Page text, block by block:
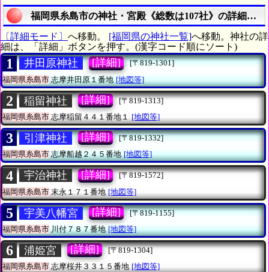
福岡県糸島市の神社・宮殿《総数は107社》の詳細リス
〔詳細モード〕 へ移動。 [福岡県の神社一覧]へ移動。神社の詳
細は、「詳細」ボタンを押す。(漢字コード順にソート)
1 井田原神社 [詳細]
[〒819-1301]
福岡県糸島市志摩井田原１番地 [地図等]
2 稲留神社 [詳細]
[〒819-1313]
福岡県糸島市志摩稲留４４１番地１ [地図等]
3 引津神社 [詳細]
[〒819-1332]
福岡県糸島市志摩船越２４５番地 [地図等]
4 宇治神社 [詳細]
[〒819-1572]
福岡県糸島市 末永１７１番地 [地図等]
5 宇美八幡宮 [詳細]
[〒819-1155]
福岡県糸島市川付７８７番地 [地図等]
6 浦姫宮 [詳細]
[〒819-1304]
福岡県糸島市志摩桜井３３１５番地 [地図等]